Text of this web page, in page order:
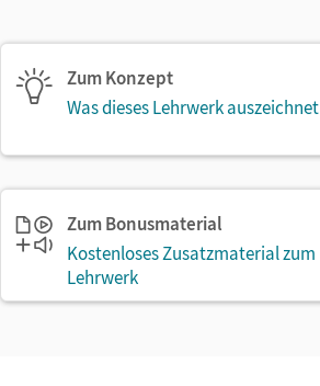
Zum Konzept
Was dieses Lehrwerk auszeichnet
Zum Bonusmaterial
Kostenloses Zusatzmaterial zum
Lehrwerk